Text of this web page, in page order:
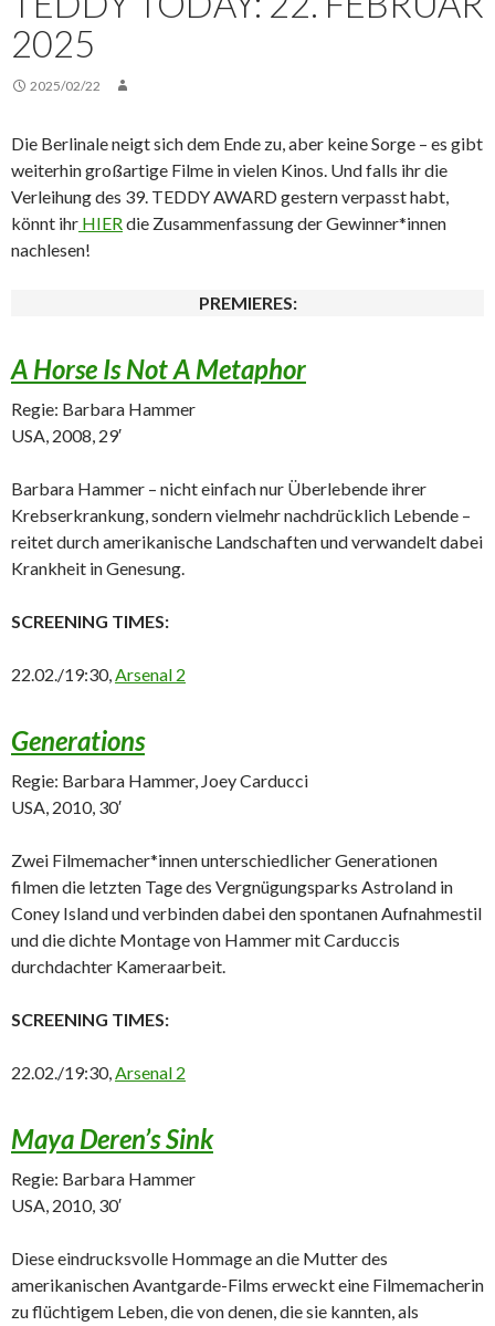
2025
2025/02/22
Die Berlinale neigt sich dem Ende zu, aber keine Sorge – es gibt
weiterhin großartige Filme in vielen Kinos. Und falls ihr die
Verleihung des 39. TEDDY AWARD gestern verpasst habt,
könnt ihr HIERdie Zusammenfassung der Gewinner*innen
nachlesen!
PREMIERES:
A Horse Is Not A Metaphor
Regie: Barbara Hammer
USA, 2008, 29′
Barbara Hammer – nicht einfach nur Überlebende ihrer
Krebserkrankung, sondern vielmehr nachdrücklich Lebende –
reitet durch amerikanische Landschaften und verwandelt dabei
Krankheit in Genesung.
SCREENING TIMES:
22.02./19:30,Arsenal 2
Generations
Regie: Barbara Hammer, Joey Carducci
USA, 2010, 30′
Zwei Filmemacher*innen unterschiedlicher Generationen
filmen die letzten Tage des Vergnügungsparks Astroland in
Coney Island und verbinden dabei den spontanen Aufnahmestil
und die dichte Montage von Hammer mit Carduccis
durchdachter Kameraarbeit.
SCREENING TIMES:
22.02./19:30,Arsenal 2
Maya Deren’s Sink
Regie: Barbara Hammer
USA, 2010, 30′
Diese eindrucksvolle Hommage an die Mutter des
amerikanischen Avantgarde-Films erweckt eine Filmemacherin
zu flüchtigem Leben, die von denen, die sie kannten, als